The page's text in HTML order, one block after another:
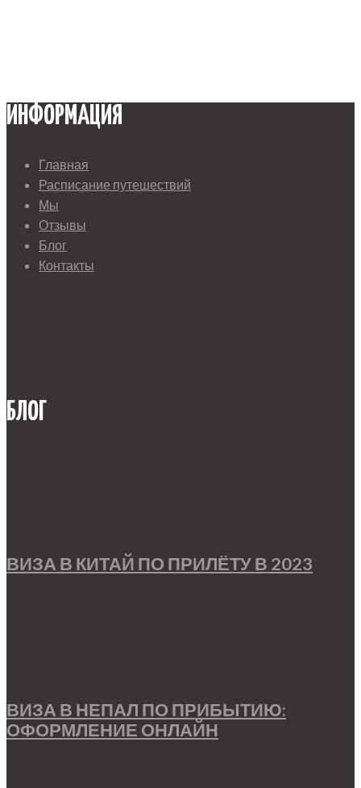
ИНФОРМАЦИЯ
Главная
Расписание путешествий
Мы
Отзывы
Блог
Контакты
БЛОГ
ВИЗА В КИТАЙ ПО ПРИЛЁТУ В 2023
ВИЗА В НЕПАЛ ПО ПРИБЫТИЮ:
ОФОРМЛЕНИЕ ОНЛАЙН